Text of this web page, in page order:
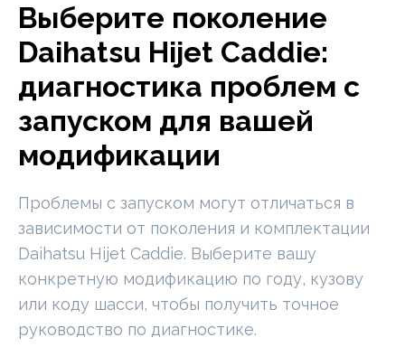
Выберите поколение
Daihatsu Hijet Caddie:
диагностика проблем с
запуском для вашей
модификации
Проблемы с запуском могут отличаться в
зависимости от поколения и комплектации
Daihatsu Hijet Caddie. Выберите вашу
конкретную модификацию по году, кузову
или коду шасси, чтобы получить точное
руководство по диагностике.